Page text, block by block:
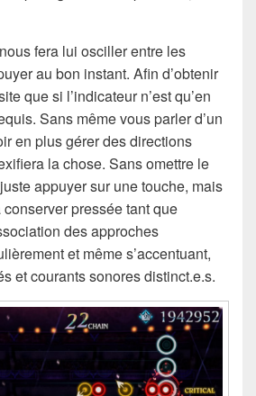
fera lui osciller entre les
au bon instant. Afin d’obtenir
que si l’indicateur n’est qu’en
Sans même vous parler d’un
en plus gérer des directions
la chose. Sans omettre le
appuyer sur une touche, mais
pressée tant que
des approches
et même s’accentuant,
et courants sonores distinct.e.s.